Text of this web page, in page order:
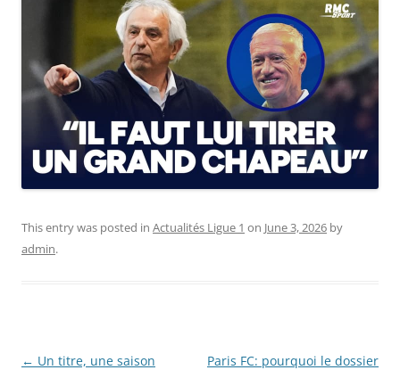
This entry was posted in Actualités Ligue 1 on June 3, 2026 by
admin.
Post
← Un titre, une saison
Paris FC: pourquoi le dossier